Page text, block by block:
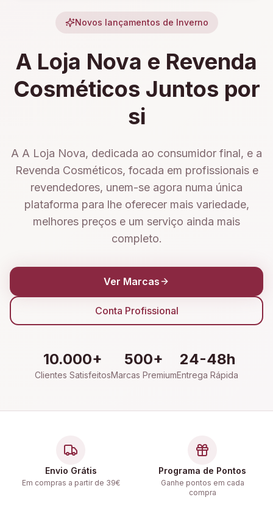
Novos lançamentos de Inverno
A Loja Nova e Revenda
Cosméticos Juntos por
si
A A Loja Nova, dedicada ao consumidor final, e a
Revenda Cosméticos, focada em profissionais e
revendedores, unem-se agora numa única
plataforma para lhe oferecer mais variedade,
melhores preços e um serviço ainda mais
completo.
Ver Marcas
Conta Profissional
10.000+
Clientes Satisfeitos
500+
Marcas Premium
24-48h
Entrega Rápida
Envio Grátis
Em compras a partir de 39€
Programa de Pontos
Ganhe pontos em cada
compra